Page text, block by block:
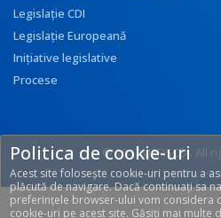
Legislație CDI
Legislație Europeană
Inițiative legislative
Procese
© 2017 UEFISCDI. All
[T: 0.2803, O:
Politica de cookie-uri
Acest site folosește cookie-uri pentru a
plăcută de navigare. Dacă continuați sa
preferințele browser-ului vom considera
cookie-uri pe acest site. Găsiți mai multe